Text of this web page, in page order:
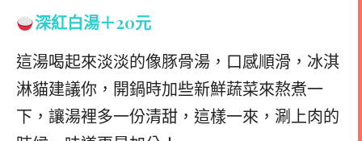
深紅白湯＋20元
這湯喝起來淡淡的像豚骨湯，口感順滑，冰淇
淋貓建議你，開鍋時加些新鮮蔬菜來熬煮一
下，讓湯裡多一份清甜，這樣一來，涮上肉的